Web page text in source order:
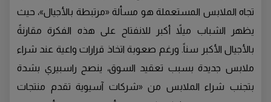
تجاه الملابس المستعملة هو مسألة «مرتبطة بالأجيال»، حيث
يظهر الشباب ميلاً أكبر للانفتاح على هذه الفكرة مقارنةً
بالأجيال الأكبر سناً. ورغم صعوبة اتخاذ قرارات واعية عند شراء
ملابس جديدة بسبب تعقيد السوق، ينصح راسبيري بشدة
بتجنب شراء الملابس من «شركات آسيوية تقدم منتجات